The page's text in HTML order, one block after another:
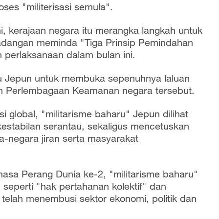
"militerisasi semula".
kerajaan negara itu merangka langkah untuk
meminda "Tiga Prinsip Pemindahan
dalam bulan ini.
untuk membuka sepenuhnya laluan
Keamanan negara tersebut.
global, "militarisme baharu" Jepun dilihat
serantau, sekaligus mencetuskan
negara jiran serta masyarakat
Perang Dunia ke-2, "militarisme baharu"
"hak pertahanan kolektif" dan
menembusi sektor ekonomi, politik dan